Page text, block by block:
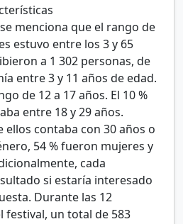
menciona que el rango de
estuvo entre los 3 y 65
a 1 302 personas, de
entre 3 y 11 años de edad.
de 12 a 17 años. El 10%
entre 18 y 29 años.
ellos contaba con 30 años o
54% fueron mujeres y
cada
si estaría interesado
Durante las 12
festival, un total de 583